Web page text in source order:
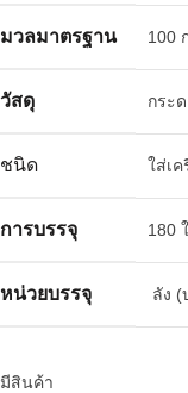
มวลมาตรฐาน 100
วัสดุ กระ
ชนิด ใส่เ
การบรรจุ 180
หน่วยบรรจุ ลัง (
มีสินค้า